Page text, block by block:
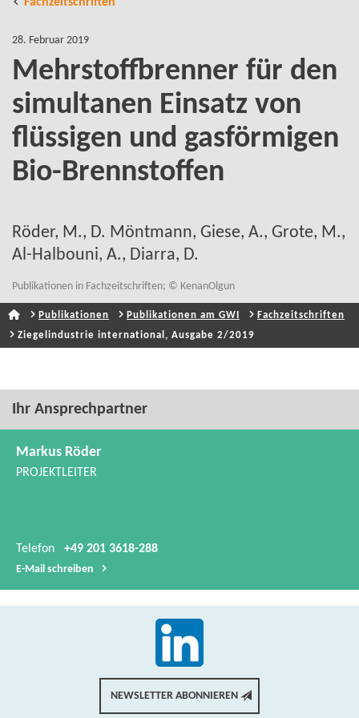
Fachzeitschriften
28. Februar 2019
Mehrstoffbrenner für den
simultanen Einsatz von
flüssigen und gasförmigen
Bio-​Brennstoffen
Röder, M., D. Möntmann, Giese, A., Grote, M.,
Al-​Halbouni, A., Diarra, D.
Publikationen in Fachzeitschriften; © KenanOlgun
Publikationen Publikationen am GWI
Fachzeitschriften
Ziegelindustrie international, Ausgabe 2/2019
Ihr Ansprechpartner
Markus Röder
PROJEKTLEITER
Telefon +49 201 3618-288
E-​Mail schreiben
NEWSLETTER ABONNIEREN